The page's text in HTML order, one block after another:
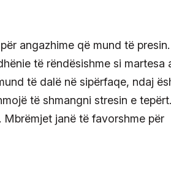
angazhime që mund të presin.
të rëndësishme si martesa
të dalë në sipërfaqe, ndaj
të shmangni stresin e
janë të favorshme për